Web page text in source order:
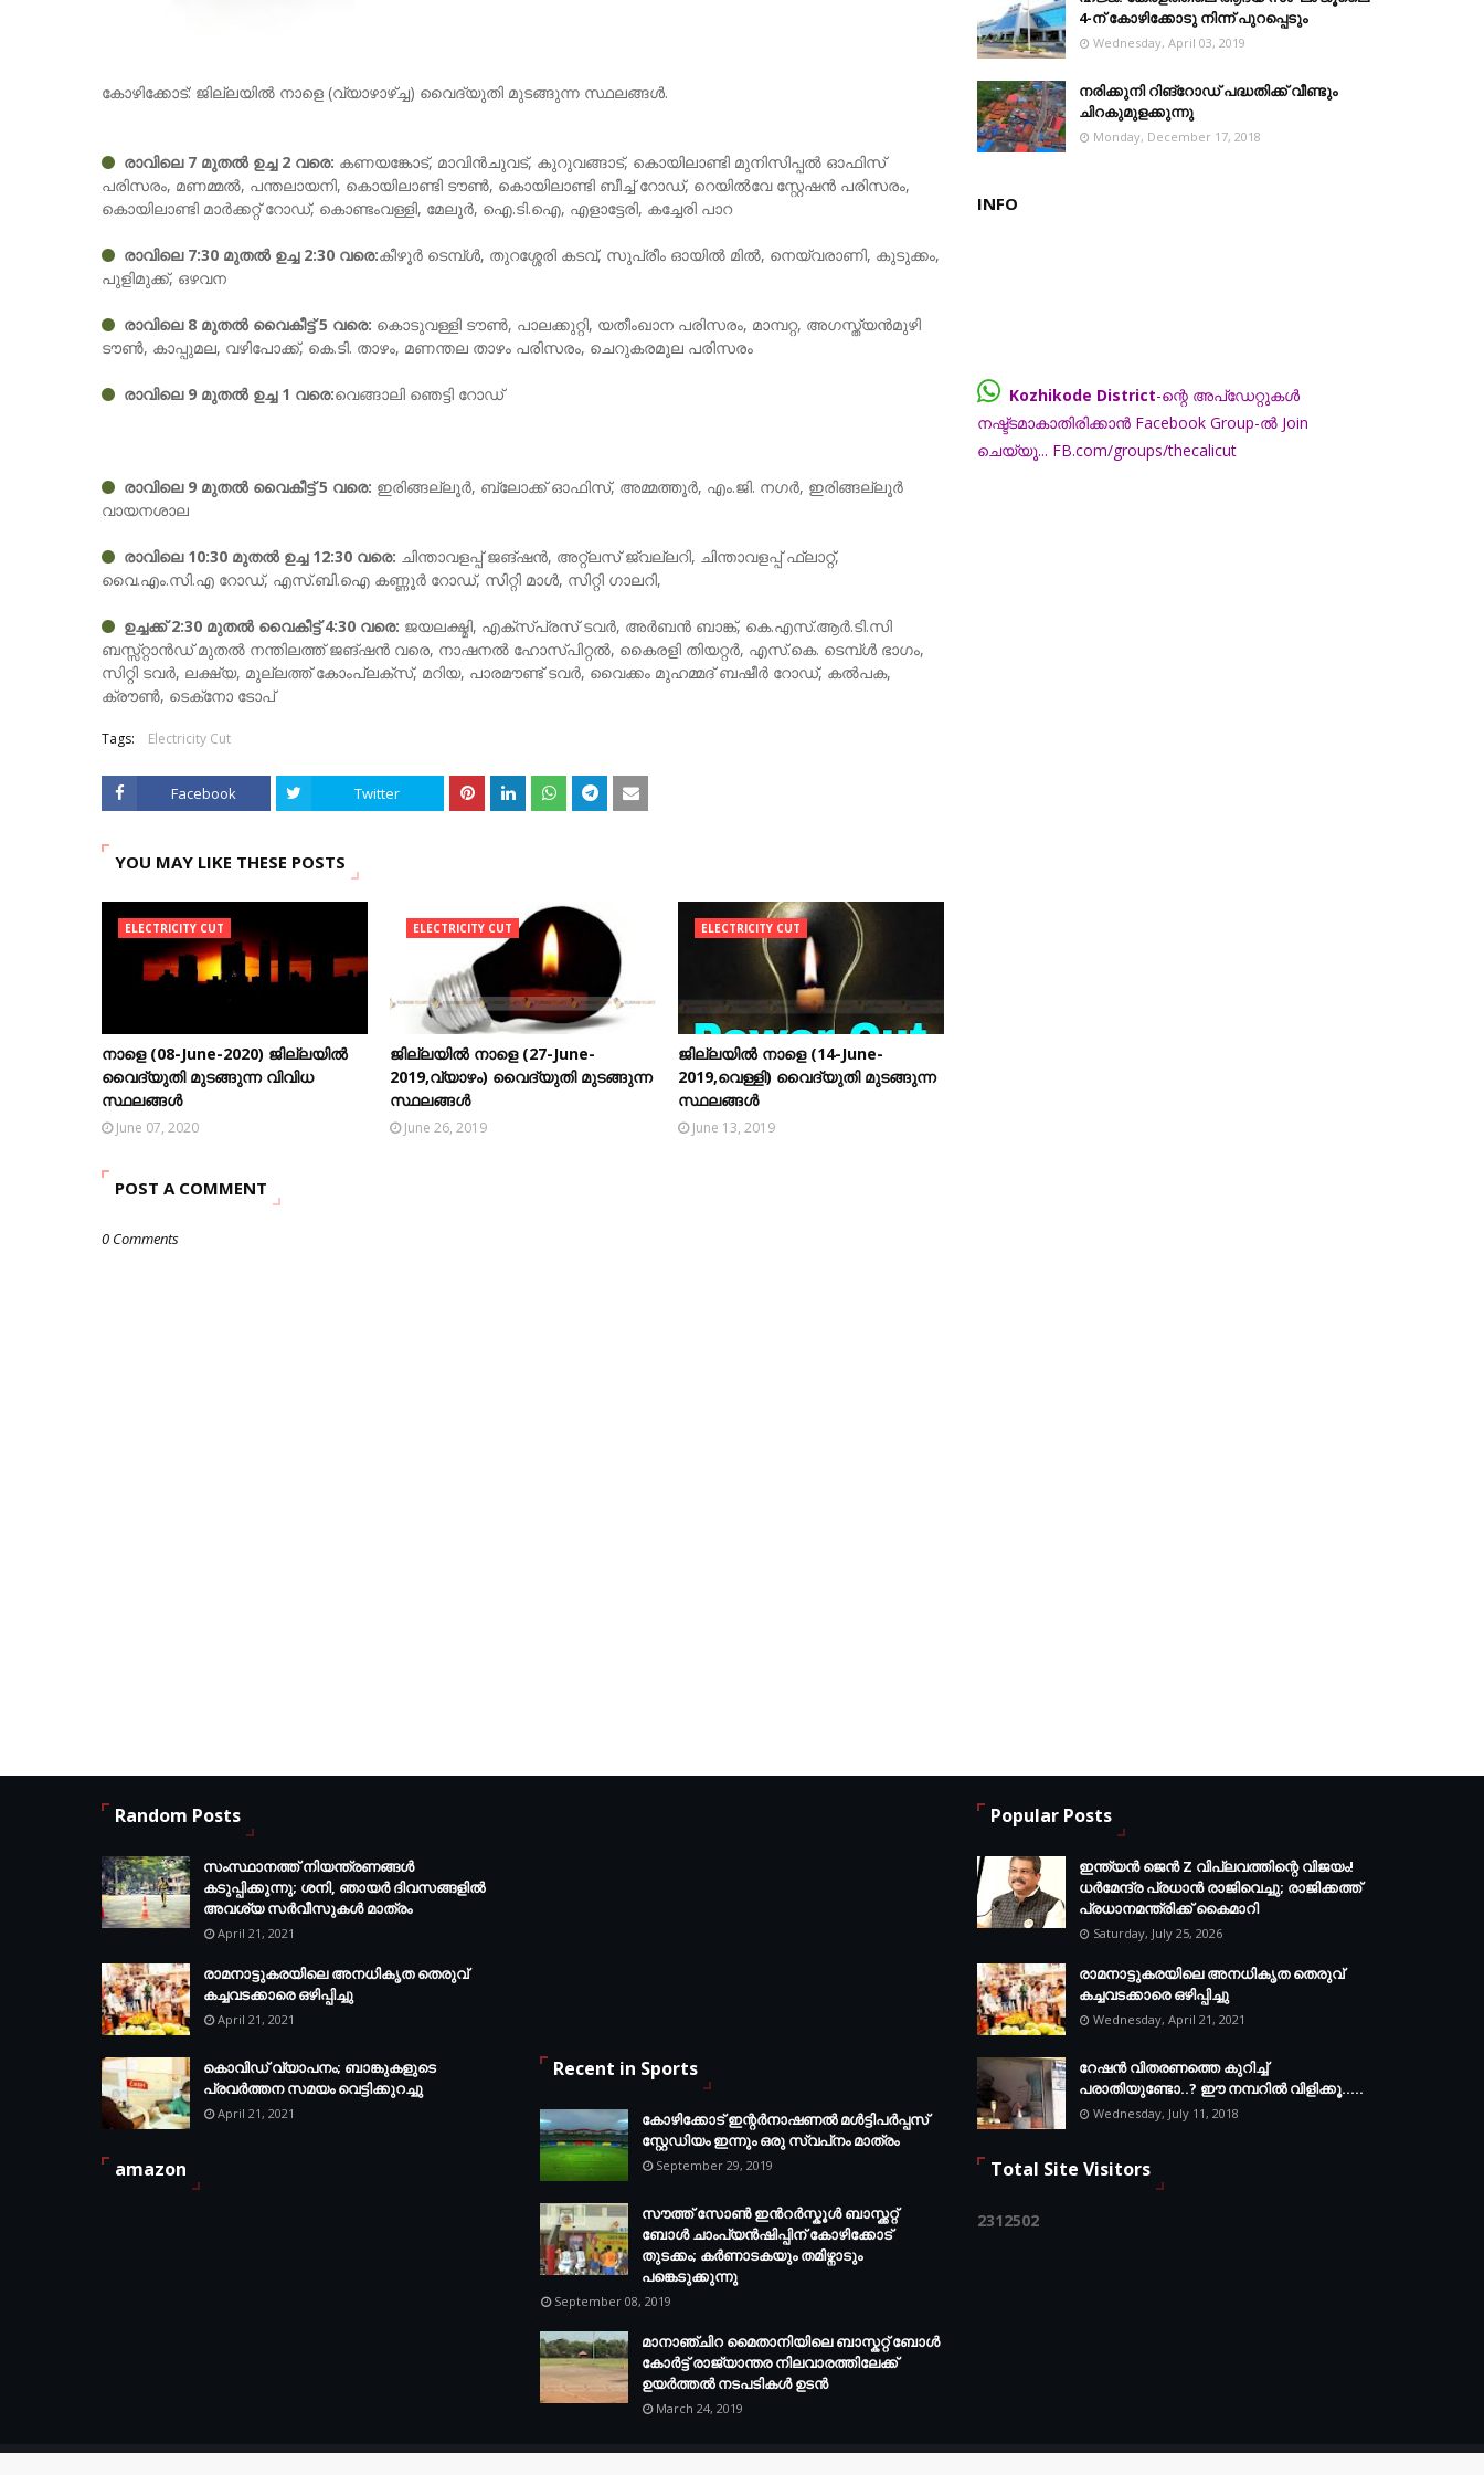
കോഴിക്കോട്: ജില്ലയിൽ നാളെ (വ്യാഴാഴ്ച്ച) വൈദ്യുതി മുടങ്ങുന്ന സ്ഥലങ്ങൾ.
രാവിലെ 7 മുതൽ ഉച്ച 2 വരെ: കണയങ്കോട്, മാവിൻചുവട്, കുറുവങ്ങാട്, കൊയിലാണ്ടി മുനിസിപ്പൽ ഓഫിസ്
പരിസരം, മണമ്മൽ, പന്തലായനി, കൊയിലാണ്ടി ടൗൺ, കൊയിലാണ്ടി ബീച്ച് റോഡ്, റെയിൽവേ സ്റ്റേഷൻ പരിസരം,
കൊയിലാണ്ടി മാർക്കറ്റ് റോഡ്, കൊണ്ടംവള്ളി, മേലൂർ, ഐ.ടി.ഐ, എളാട്ടേരി, കച്ചേരി പാറ
രാവിലെ 7:30 മുതൽ ഉച്ച 2:30 വരെ:കീഴൂർ ടെമ്പ്ൾ, തുറശ്ശേരി കടവ്, സുപ്രീം ഓയിൽ മിൽ, നെയ്‌വരാണി, കുടുക്കം,
പുളിമുക്ക്, ഒഴവന
രാവിലെ 8 മുതൽ വൈകീട്ട് 5 വരെ: കൊടുവള്ളി ടൗൺ, പാലക്കുറ്റി, യതീംഖാന പരിസരം, മാമ്പറ്റ, അഗസ്ത്യൻമുഴി
ടൗൺ, കാപ്പുമല, വഴിപോക്ക്‌, കെ.ടി. താഴം, മണന്തല താഴം പരിസരം, ചെറുകരമൂല പരിസരം
രാവിലെ 9 മുതൽ ഉച്ച 1 വരെ:വെങ്ങാലി ഞെട്ടി റോഡ്
രാവിലെ 9 മുതൽ വൈകീട്ട് 5 വരെ: ഇരിങ്ങല്ലൂർ, ബ്ലോക്ക് ഓഫിസ്, അമ്മത്തൂർ, എം.ജി. നഗർ, ഇരിങ്ങല്ലൂർ
വായനശാല
രാവിലെ 10:30 മുതൽ ഉച്ച 12:30 വരെ: ചിന്താവളപ്പ് ജങ്ഷൻ, അറ്റ്‌ലസ് ജ്വല്ലറി, ചിന്താവളപ്പ് ഫ്ലാറ്റ്,
വൈ.എം.സി.എ റോഡ്, എസ്.ബി.ഐ കണ്ണൂർ റോഡ്, സിറ്റി മാൾ, സിറ്റി ഗാലറി,
ഉച്ചക്ക് 2:30 മുതൽ വൈകീട്ട് 4:30 വരെ: ജയലക്ഷ്മി, എക്സ്‌പ്രസ് ടവർ, അർബൻ ബാങ്ക്, കെ.എസ്.ആർ.ടി.സി
ബസ്സ്റ്റാൻഡ് മുതൽ നന്തിലത്ത് ജങ്ഷൻ വരെ, നാഷനൽ ഹോസ്പിറ്റൽ, കൈരളി തിയറ്റർ, എസ്.കെ. ടെമ്പ്ൾ ഭാഗം,
സിറ്റി ടവർ, ലക്ഷ്യ, മുല്ലത്ത് കോംപ്ലക്സ്, മറിയ, പാരമൗണ്ട് ടവർ, വൈക്കം മുഹമ്മദ് ബഷീർ റോഡ്, കൽപക,
ക്രൗൺ, ടെക്‌നോ ടോപ്
Tags: Electricity Cut
Facebook Twitter
YOU MAY LIKE THESE POSTS
ELECTRICITY CUT
നാളെ (08-June-2020) ജില്ലയിൽ
വൈദ്യുതി മുടങ്ങുന്ന വിവിധ
സ്ഥലങ്ങൾ
June 07, 2020
ELECTRICITY CUT
ജില്ലയിൽ നാളെ (27-June-
2019,വ്യാഴം) വൈദ്യുതി മുടങ്ങുന്ന
സ്ഥലങ്ങൾ
June 26, 2019
ELECTRICITY CUT
ജില്ലയിൽ നാളെ (14-June-
2019,വെള്ളി) വൈദ്യുതി മുടങ്ങുന്ന
സ്ഥലങ്ങൾ
June 13, 2019
POST A COMMENT
0 Comments
4-ന് കോഴിക്കോടു നിന്ന് പുറപ്പെടും
Wednesday, April 03, 2019
നരിക്കുനി റിങ്റോഡ് പദ്ധതിക്ക് വീണ്ടും
ചിറകുമുളക്കുന്നു
Monday, December 17, 2018
INFO
Kozhikode District-ന്റെ അപ്ഡേറ്റുകൾ
നഷ്ട്ടമാകാതിരിക്കാൻ Facebook Group-ൽ Join
Random Posts
സംസ്ഥാനത്ത് നിയന്ത്രണങ്ങള്‍
കടുപ്പിക്കുന്നു; ശനി, ഞായര്‍ ദിവസങ്ങളില്‍
അവശ്യ സര്‍വീസുകള്‍ മാത്രം
April 21, 2021
രാമനാട്ടുകരയിലെ അനധികൃത തെരുവ്
കച്ചവടക്കാരെ ഒഴിപ്പിച്ചു
April 21, 2021
കൊവിഡ് വ്യാപനം; ബാങ്കുകളുടെ
പ്രവർത്തന സമയം വെട്ടിക്കുറച്ചു
April 21, 2021
amazon
Recent in Sports
കോഴിക്കോട് ഇന്റര്‍നാഷണല്‍ മള്‍ട്ടിപര്‍പ്പസ്
സ്റ്റേഡിയം ഇന്നും ഒരു സ്വപ്‌നം മാത്രം
September 29, 2019
സൗത്ത് സോണ്‍ ഇന്‍റര്‍സ്കൂള്‍ ബാസ്ക്കറ്റ്
ബോൾ ചാംപ്യന്‍ഷിപ്പിന് കോഴിക്കോട്
തുടക്കം; കർണാടകയും തമിഴ്നാടും
പങ്കെടുക്കുന്നു
September 08, 2019
മാനാഞ്ചിറ മൈതാനിയിലെ ബാസ്കറ്റ് ബോള്‍
കോര്‍ട്ട് രാജ്യാന്തര നിലവാരത്തിലേക്ക്
ഉയര്‍ത്തൽ നടപടികള്‍ ഉടന്‍
March 24, 2019
Popular Posts
ഇന്ത്യൻ ജെൻ Z വിപ്ലവത്തിന്റെ വിജയം!
ധർമേന്ദ്ര പ്രധാൻ രാജിവെച്ചു; രാജിക്കത്ത്
പ്രധാനമന്ത്രിക്ക് കൈമാറി
Saturday, July 25, 2026
രാമനാട്ടുകരയിലെ അനധികൃത തെരുവ്
കച്ചവടക്കാരെ ഒഴിപ്പിച്ചു
Wednesday, April 21, 2021
റേഷൻ വിതരണത്തെ കുറിച്ച്
പരാതിയുണ്ടോ..? ഈ നമ്പറില്‍ വിളിക്കൂ.....
Wednesday, July 11, 2018
Total Site Visitors
2312502